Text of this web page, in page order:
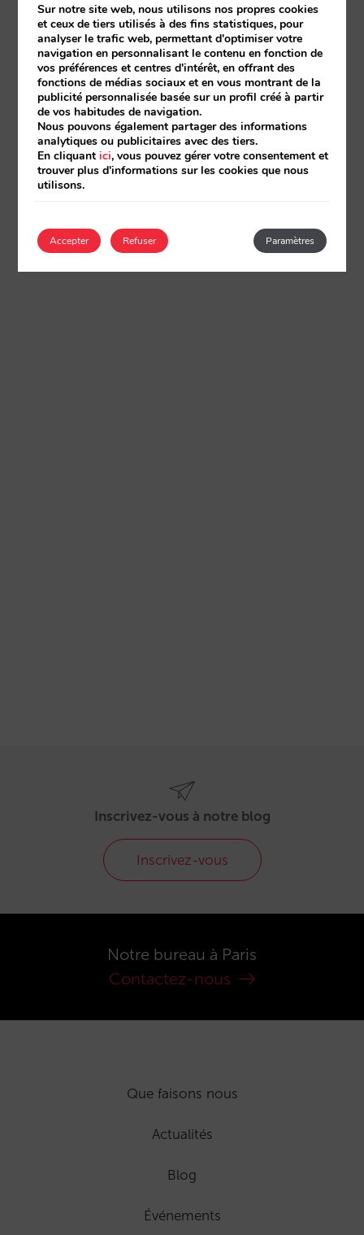
Inscrivez-vous à notre blog
Inscrivez-vous
Notre bureau à Paris
Contactez-nous
Que faisons nous
Actualités
Blog
Événements
Sur notre site web, nous utilisons nos propres cookies
et ceux de tiers utilisés à des fins statistiques, pour
analyser le trafic web, permettant d'optimiser votre
navigation en personnalisant le contenu en fonction de
vos préférences et centres d'intérêt, en offrant des
fonctions de médias sociaux et en vous montrant de la
publicité personnalisée basée sur un profil créé à partir
de vos habitudes de navigation.
Nous pouvons également partager des informations
analytiques ou publicitaires avec des tiers.
En cliquantici, vous pouvez gérer votre consentement et
trouver plus d'informations sur les cookies que nous
utilisons.
Accepter Paramètres
Refuser